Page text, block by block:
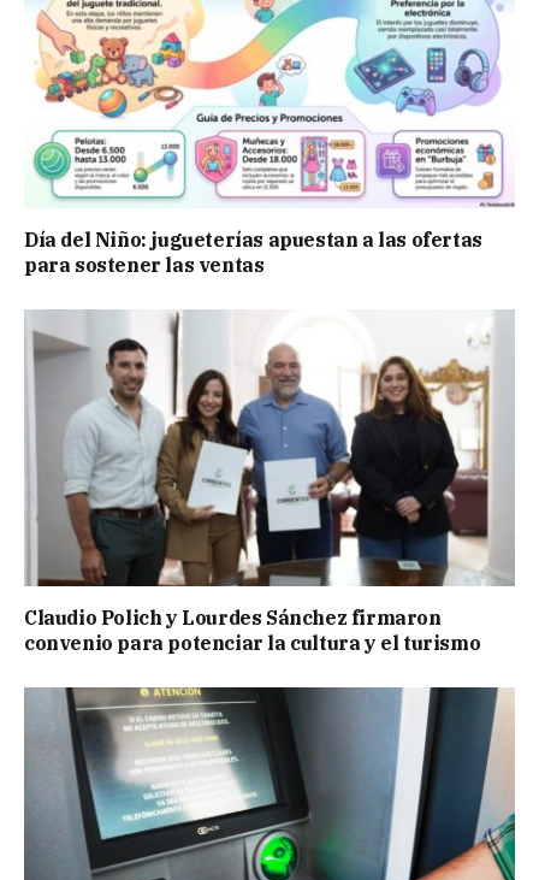
Día del Niño: jugueterías apuestan a las ofertas
para sostener las ventas
Claudio Polich y Lourdes Sánchez firmaron
convenio para potenciar la cultura y el turismo